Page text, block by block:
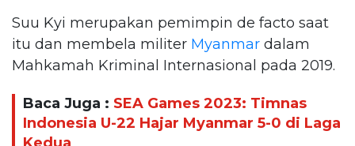
Suu Kyi merupakan pemimpin de facto saat
itu dan membela militer Myanmar dalam
Mahkamah Kriminal Internasional pada 2019.
Baca Juga : SEA Games 2023: Timnas
Indonesia U-22 Hajar Myanmar 5-0 di Laga